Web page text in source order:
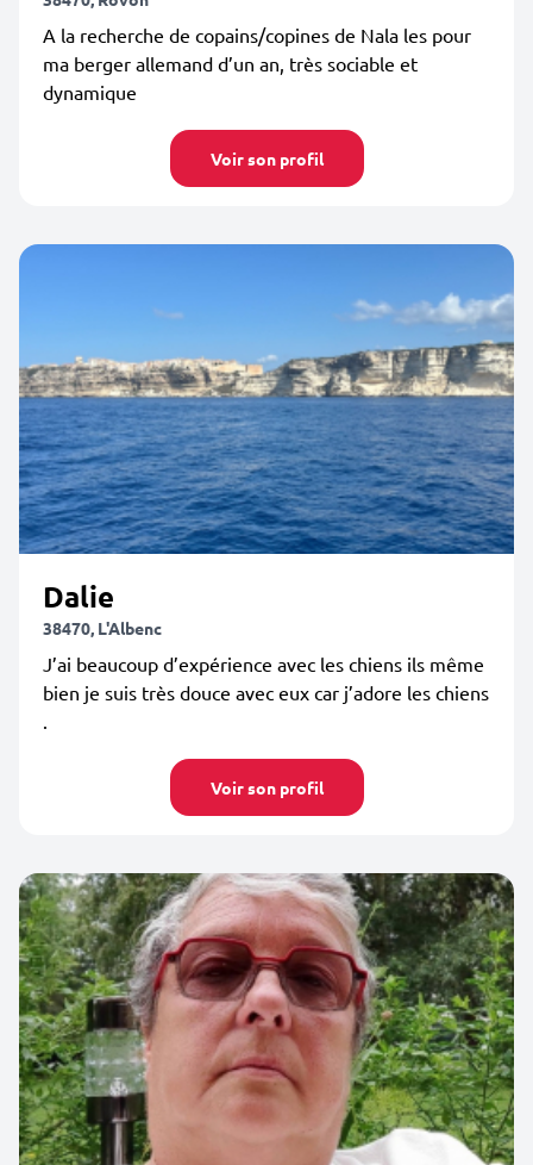
A la recherche de copains/copines de Nala les pour
ma berger allemand d’un an, très sociable et
dynamique
Voir son profil
Dalie
38470, L'Albenc
J’ai beaucoup d’expérience avec les chiens ils même
bien je suis très douce avec eux car j’adore les chiens
.
Voir son profil